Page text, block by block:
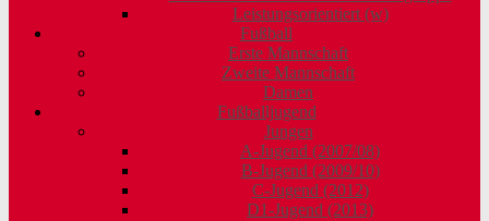
Leistungsorientiert (w)
Fußball
Erste Mannschaft
Zweite Mannschaft
Damen
Fußballjugend
Jungen
A-Jugend (2007/08)
B-Jugend (2009/10)
C-Jugend (2012)
D1-Jugend (2013)